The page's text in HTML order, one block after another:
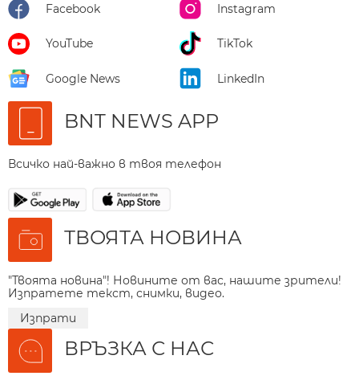
Facebook Instagram
YouTube TikTok
Google News LinkedIn
BNT NEWS APP
Всичко най-важно в твоя телефон
ТВОЯТА НОВИНА
"Твоята новина"! Новините от вас, нашите зрители!
Изпратете текст, снимки, видео.
Изпрати
ВРЪЗКА С НАС